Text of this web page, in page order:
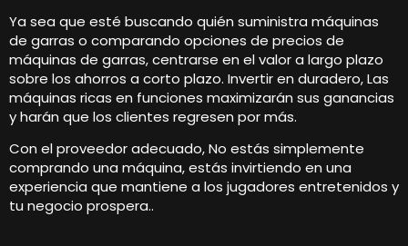
Ya sea que esté buscando quién suministra máquinas
de garras o comparando opciones de precios de
máquinas de garras, centrarse en el valor a largo plazo
sobre los ahorros a corto plazo. Invertir en duradero, Las
máquinas ricas en funciones maximizarán sus ganancias
y harán que los clientes regresen por más.
Con el proveedor adecuado, No estás simplemente
comprando una máquina, estás invirtiendo en una
experiencia que mantiene a los jugadores entretenidos y
tu negocio prospera..